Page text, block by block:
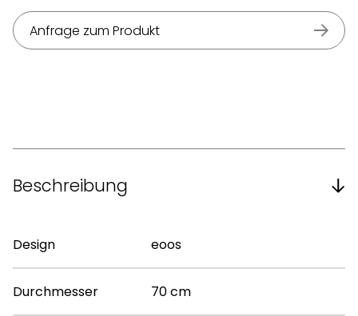
Anfrage zum Produkt
Beschreibung
Design eoos
Durchmesser 70 cm